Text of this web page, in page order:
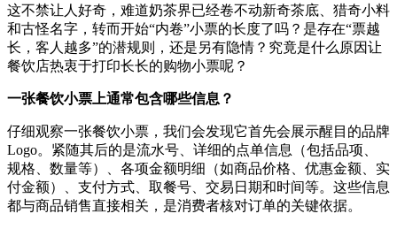
这不禁让人好奇，难道奶茶界已经卷不动新奇茶底、猎奇小料
和古怪名字，转而开始“内卷”小票的长度了吗？是存在“票越
长，客人越多”的潜规则，还是另有隐情？究竟是什么原因让
餐饮店热衷于打印长长的购物小票呢？
一张餐饮小票上通常包含哪些信息？
仔细观察一张餐饮小票，我们会发现它首先会展示醒目的品牌
Logo。紧随其后的是流水号、详细的点单信息（包括品项、
规格、数量等）、各项金额明细（如商品价格、优惠金额、实
付金额）、支付方式、取餐号、交易日期和时间等。这些信息
都与商品销售直接相关，是消费者核对订单的关键依据。